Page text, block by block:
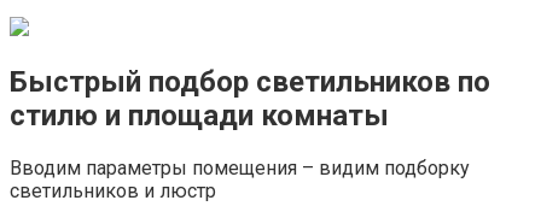
Быстрый подбор светильников по
стилю и площади комнаты
Вводим параметры помещения – видим подборку
светильников и люстр